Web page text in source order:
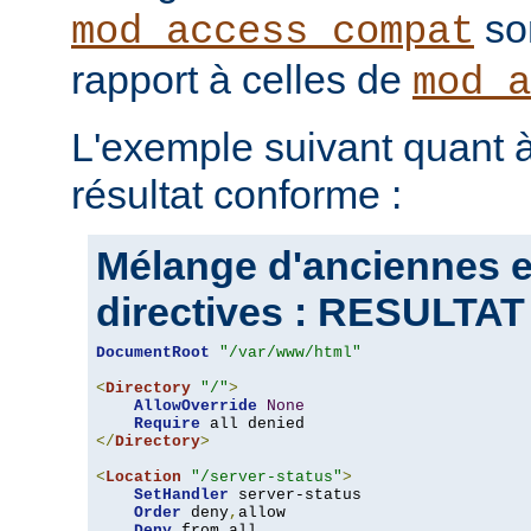
mod_access_compat
rapport à celles de
L'exemple suivant quant
résultat conforme :
Mélange d'anciennes
directives :
DocumentRoot
"/var/www/html"
<Directory "/">
AllowOverride
None
Require
</Directory>
<Location "/server-status">
SetHandler server-status
Order deny, allow